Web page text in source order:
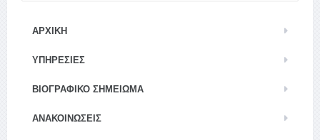
ΑΡΧΙΚΉ
ΥΠΗΡΕΣΊΕΣ
ΒΙΟΓΡΑΦΙΚΌ ΣΗΜΕΊΩΜΑ
ΑΝΑΚΟΙΝΏΣΕΙΣ